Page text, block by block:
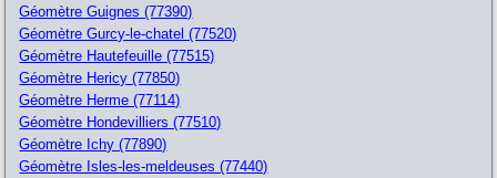
Géomètre Guignes (77390)
Géomètre Gurcy-le-chatel (77520)
Géomètre Hautefeuille (77515)
Géomètre Hericy (77850)
Géomètre Herme (77114)
Géomètre Hondevilliers (77510)
Géomètre Ichy (77890)
Géomètre Isles-les-meldeuses (77440)